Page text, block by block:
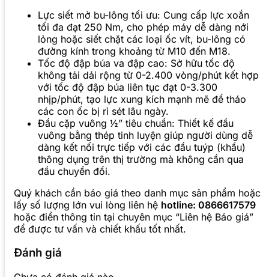
Lực siết mở bu-lông tối ưu: Cung cấp lực xoắn
tối đa đạt 250 Nm, cho phép máy dễ dàng nới
lỏng hoặc siết chặt các loại ốc vít, bu-lông có
đường kính trong khoảng từ M10 đến M18.
Tốc độ đập búa va đập cao: Sở hữu tốc độ
không tải dải rộng từ 0-2.400 vòng/phút kết hợp
với tốc độ đập búa liên tục đạt 0-3.300
nhịp/phút, tạo lực xung kích mạnh mẽ để tháo
các con ốc bị rỉ sét lâu ngày.
Đầu cặp vuông ½” tiêu chuẩn: Thiết kế đầu
vuông bằng thép tinh luyện giúp người dùng dễ
dàng kết nối trực tiếp với các đầu tuýp (khẩu)
thông dụng trên thị trường mà không cần qua
đầu chuyển đổi.
Quý khách cần báo giá theo danh mục sản phẩm hoặc
lấy số lượng lớn vui lòng liên hệ hotline: 0866617579
hoặc điền thông tin tại chuyên mục “Liên hệ Báo giá”
để được tư vấn và chiết khấu tốt nhất.
Đánh giá